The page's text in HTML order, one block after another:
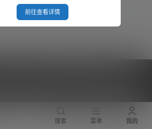
前往查看详情
搜索 菜单 我的